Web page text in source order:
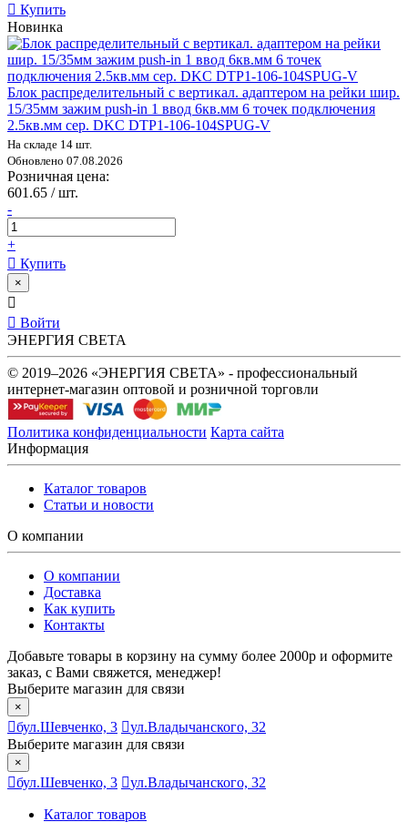
Купить
Новинка
Блок распределительный с вертикал. адаптером на рейки шир.
15/35мм зажим push-in 1 ввод 6кв.мм 6 точек подключения
2.5кв.мм сер. DKC DTP1-106-104SPUG-V
На складе 14 шт.
Обновлено 07.08.2026
Розничная цена:
601.65 / шт.
-
+
Купить
×
Войти
ЭНЕРГИЯ СВЕТА
© 2019–2026 «ЭНЕРГИЯ СВЕТА» - профессиональный
интернет-магазин оптовой и розничной торговли
Политика конфиденциальности Карта сайта
Информация
Каталог товаров
Статьи и новости
О компании
О компании
Доставка
Как купить
Контакты
Добавьте товары в корзину на сумму более 2000р и оформите
заказ, с Вами свяжется, менеджер!
Выберите магазин для связи
×
бул.Шевченко, 3
ул.Владычанского, 32
Выберите магазин для связи
×
бул.Шевченко, 3 ул.Владычанского, 32
Каталог товаров